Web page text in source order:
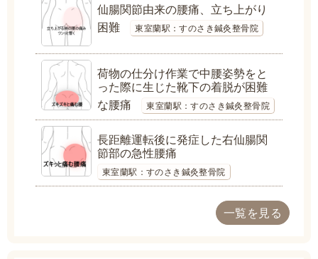
仙腸関節由来の腰痛、立ち上がり
困難
東室蘭駅：すのさき鍼灸整骨院
荷物の仕分け作業で中腰姿勢をと
った際に生じた靴下の着脱が困難
な腰痛
東室蘭駅：すのさき鍼灸整骨院
長距離運転後に発症した右仙腸関
節部の急性腰痛
東室蘭駅：すのさき鍼灸整骨院
一覧を見る